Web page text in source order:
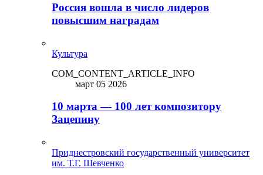
Россия вошла в число лидеров
повысшим наградам
Культура
COM_CONTENT_ARTICLE_INFO
март 05 2026
10 марта — 100 лет композитору
Зацепину
Приднестровский государственный университет
им. Т.Г. Шевченко